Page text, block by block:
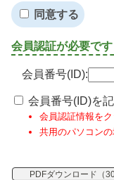
同意する
会員認証が必要です
会員番号(ID):
会員番号(ID)を
会員認証情報を
共用のパソコン
PDFダウンロード（